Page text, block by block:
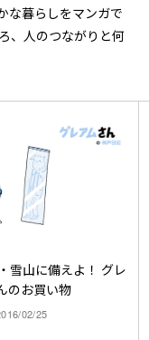
な暮らしをマンガで
、人のつながりと何
雪山に備えよ！ グレ
のお買い物
02/25